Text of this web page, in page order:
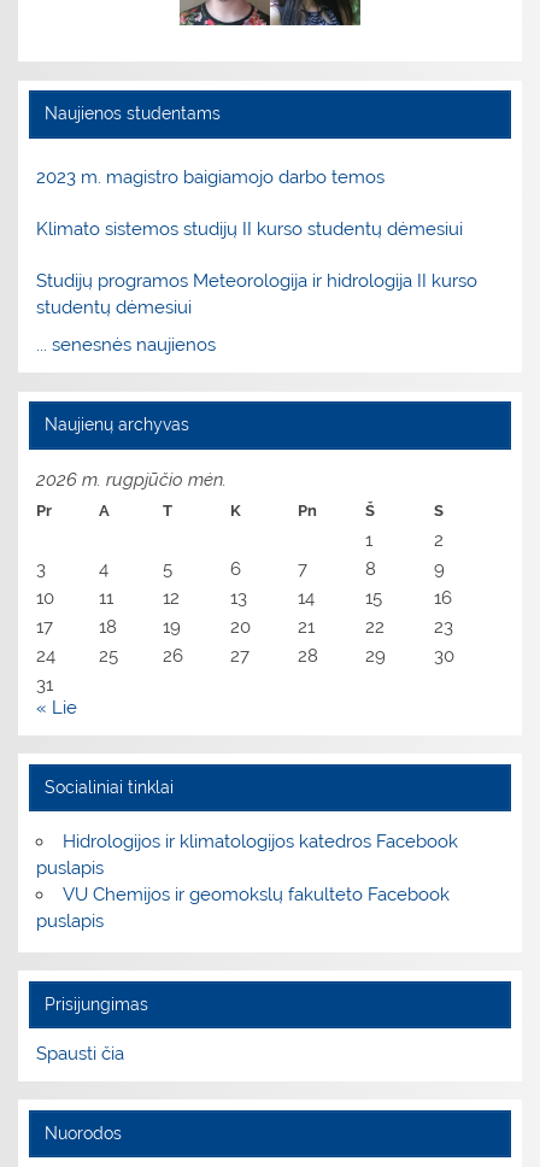
Naujienos studentams
2023 m. magistro baigiamojo darbo temos
Klimato sistemos studijų II kurso studentų dėmesiui
Studijų programos Meteorologija ir hidrologija II kurso
studentų dėmesiui
... senesnės naujienos
Naujienų archyvas
2026 m. rugpjūčio mėn.
Pr A T K Pn Š S
1
2
3
4 5 6 7 8
9
10
11 12 13 14 15
16
17
18 19 20 21 22
23
24
25 26 27 28 29
30
31
« Lie
Socialiniai tinklai
Hidrologijos ir klimatologijos katedros Facebook
puslapis
VU Chemijos ir geomokslų fakulteto Facebook
puslapis
Prisijungimas
Spausti čia
Nuorodos